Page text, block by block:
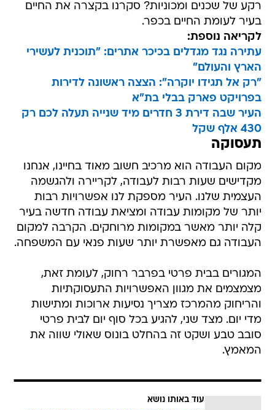
רקע של שכנים ומכוניות? סקרנו בקצרה את החיים
בעיר לעומת החיים בכפר.
לקריאה נוספת:
עתירה נגד מגדלים בכיכר אתרים: "תוכנית לעשירי
הארץ והעולם"
"רק אל תגידו יוקרה": הצצה ראשונה לדירות
בפרויקט פארק בבלי בת"א
העיר שבה דירת 3 חדרים מיד שנייה תעלה לכם רק
430 אלף שקל
תעסוקה
מקום העבודה הוא מרכיב חשוב מאוד בחיינו, אנחנו
מקדישים שעות רבות לעבודה, לקריירה ולהגשמה
העצמית שלנו. העיר מספקת לנו אפשרויות רבות
יותר של מקומות עבודה ומציאת עבודה חדשה בעיר
קלה יותר מאשר במקומות מרוחקים. הקרבה למקום
העבודה גם מאפשרת יותר שעות פנאי עם המשפחה.
המגורים בבית פרטי בפרבר רחוק, לעומת זאת,
מצמצמים את מגוון האפשרויות התעסוקתיות
והריחוק מהמרכז מצריך נסיעות ארוכות ומתישות
מדי יום. מצד שני, להגיע בכל סוף יום לבית פרטי
סובב טבע ושקט זה בהחלט בונוס שאולי שווה את
המאמץ.
עוד באותו נושא